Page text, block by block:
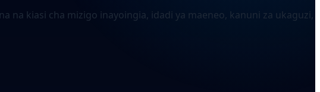
na kiasi cha mizigo inayoingia, idadi ya maeneo, kanuni za ukaguzi,